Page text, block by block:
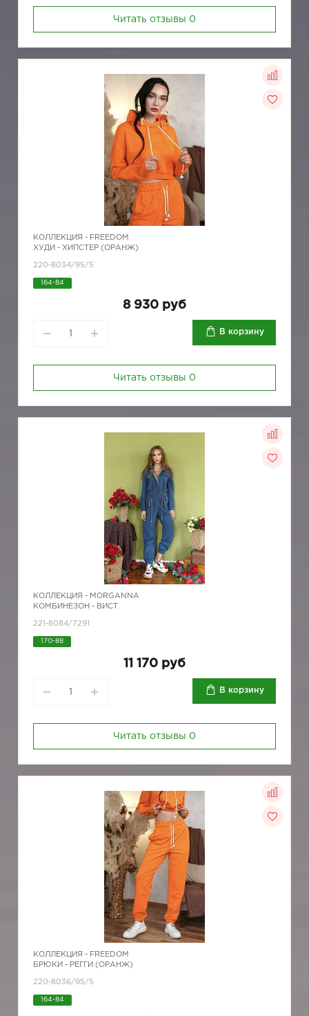
Читать отзывы 0
КОЛЛЕКЦИЯ - FREEDOM
ХУДИ - ХИПСТЕР (ОРАНЖ)
220-8034/95/5
164-84
8 930 руб
В корзину
Читать отзывы 0
КОЛЛЕКЦИЯ - MORGANNA
КОМБИНЕЗОН - ВИСТ
221-8084/7291
170-88
11 170 руб
В корзину
Читать отзывы 0
КОЛЛЕКЦИЯ - FREEDOM
БРЮКИ - РЕГГИ (ОРАНЖ)
220-8036/95/5
164-84